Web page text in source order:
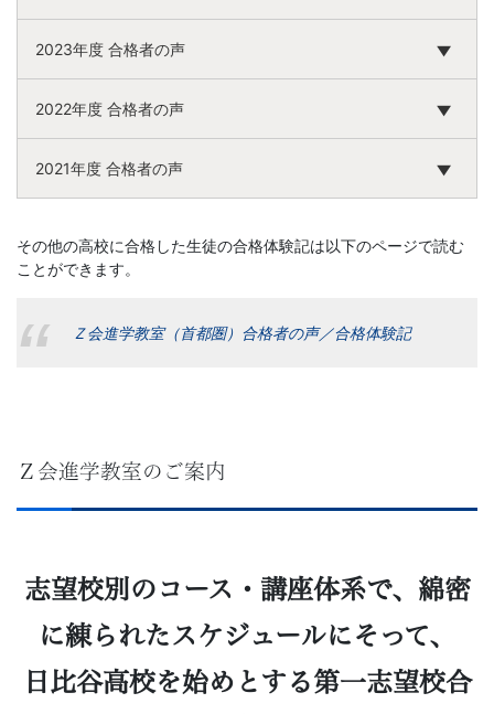
2023年度 合格者の声
2022年度 合格者の声
2021年度 合格者の声
その他の高校に合格した生徒の合格体験記は以下のページで読む
ことができます。
Ｚ会進学教室（首都圏）合格者の声／合格体験記
Ｚ会進学教室のご案内
志望校別のコース・講座体系で、綿密
に練られたスケジュールにそって、
日比谷高校を始めとする第一志望校合